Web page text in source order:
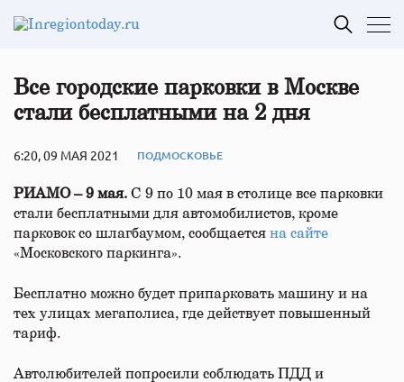
Все городские парковки в Москве
стали бесплатными на 2 дня
6:20, 09 МАЯ 2021 ПОДМОСКОВЬЕ
РИАМО – 9 мая. С 9 по 10 мая в столице все парковки
стали бесплатными для автомобилистов, кроме
парковок со шлагбаумом, сообщается на сайте
«Московского паркинга».
Бесплатно можно будет припарковать машину и на
тех улицах мегаполиса, где действует повышенный
тариф.
Автолюбителей попросили соблюдать ПДД и